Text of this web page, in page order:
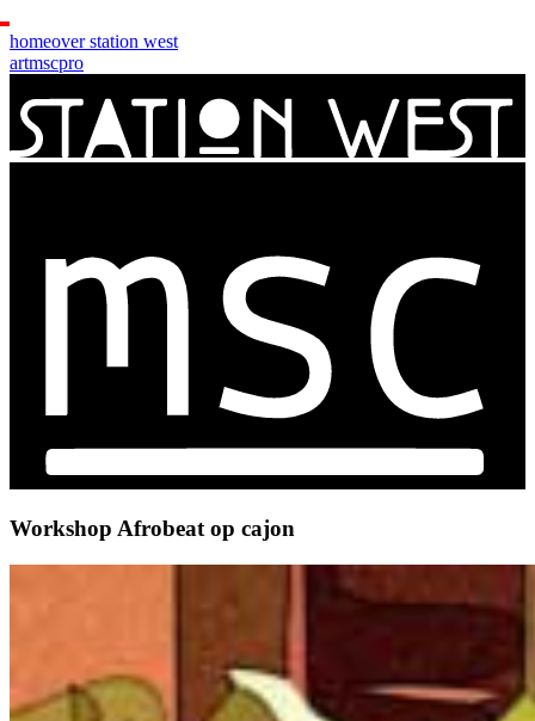
homeover station west
artmscpro
Workshop Afrobeat op cajon